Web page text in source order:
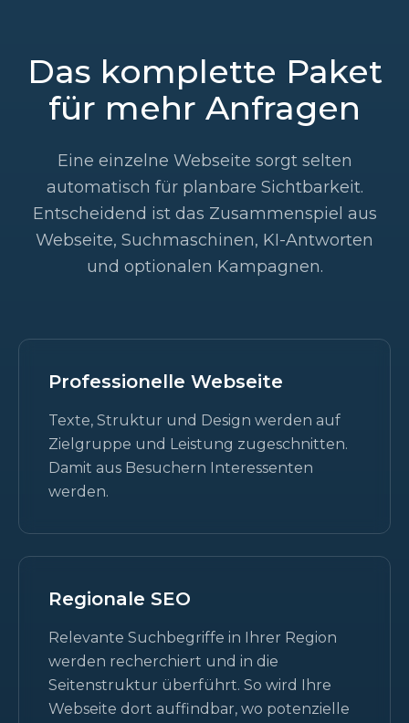
Das komplette Paket
für mehr Anfragen
Eine einzelne Webseite sorgt selten
automatisch für planbare Sichtbarkeit.
Entscheidend ist das Zusammenspiel aus
Webseite, Suchmaschinen, KI-Antworten
und optionalen Kampagnen.
Professionelle Webseite
Texte, Struktur und Design werden auf
Zielgruppe und Leistung zugeschnitten.
Damit aus Besuchern Interessenten
werden.
Regionale SEO
Relevante Suchbegriffe in Ihrer Region
werden recherchiert und in die
Seitenstruktur überführt. So wird Ihre
Webseite dort auffindbar, wo potenzielle